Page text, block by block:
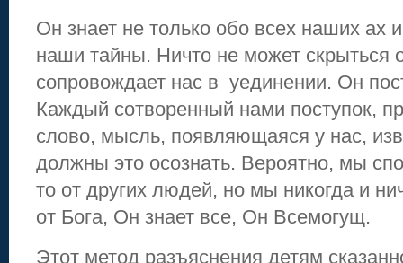
Он знает не только обо всех наших ах
наши тайны. Ничто не может скрыться
сопровождает нас в уединении. Он
Каждый сотворенный нами поступок,
слово, мысль, появляющаяся у нас,
должны это осознать. Вероятно, мы
то от других людей, но мы никогда и
от Бога, Он знает все, Он Всемогущ.
Этот метод разъяснения детям